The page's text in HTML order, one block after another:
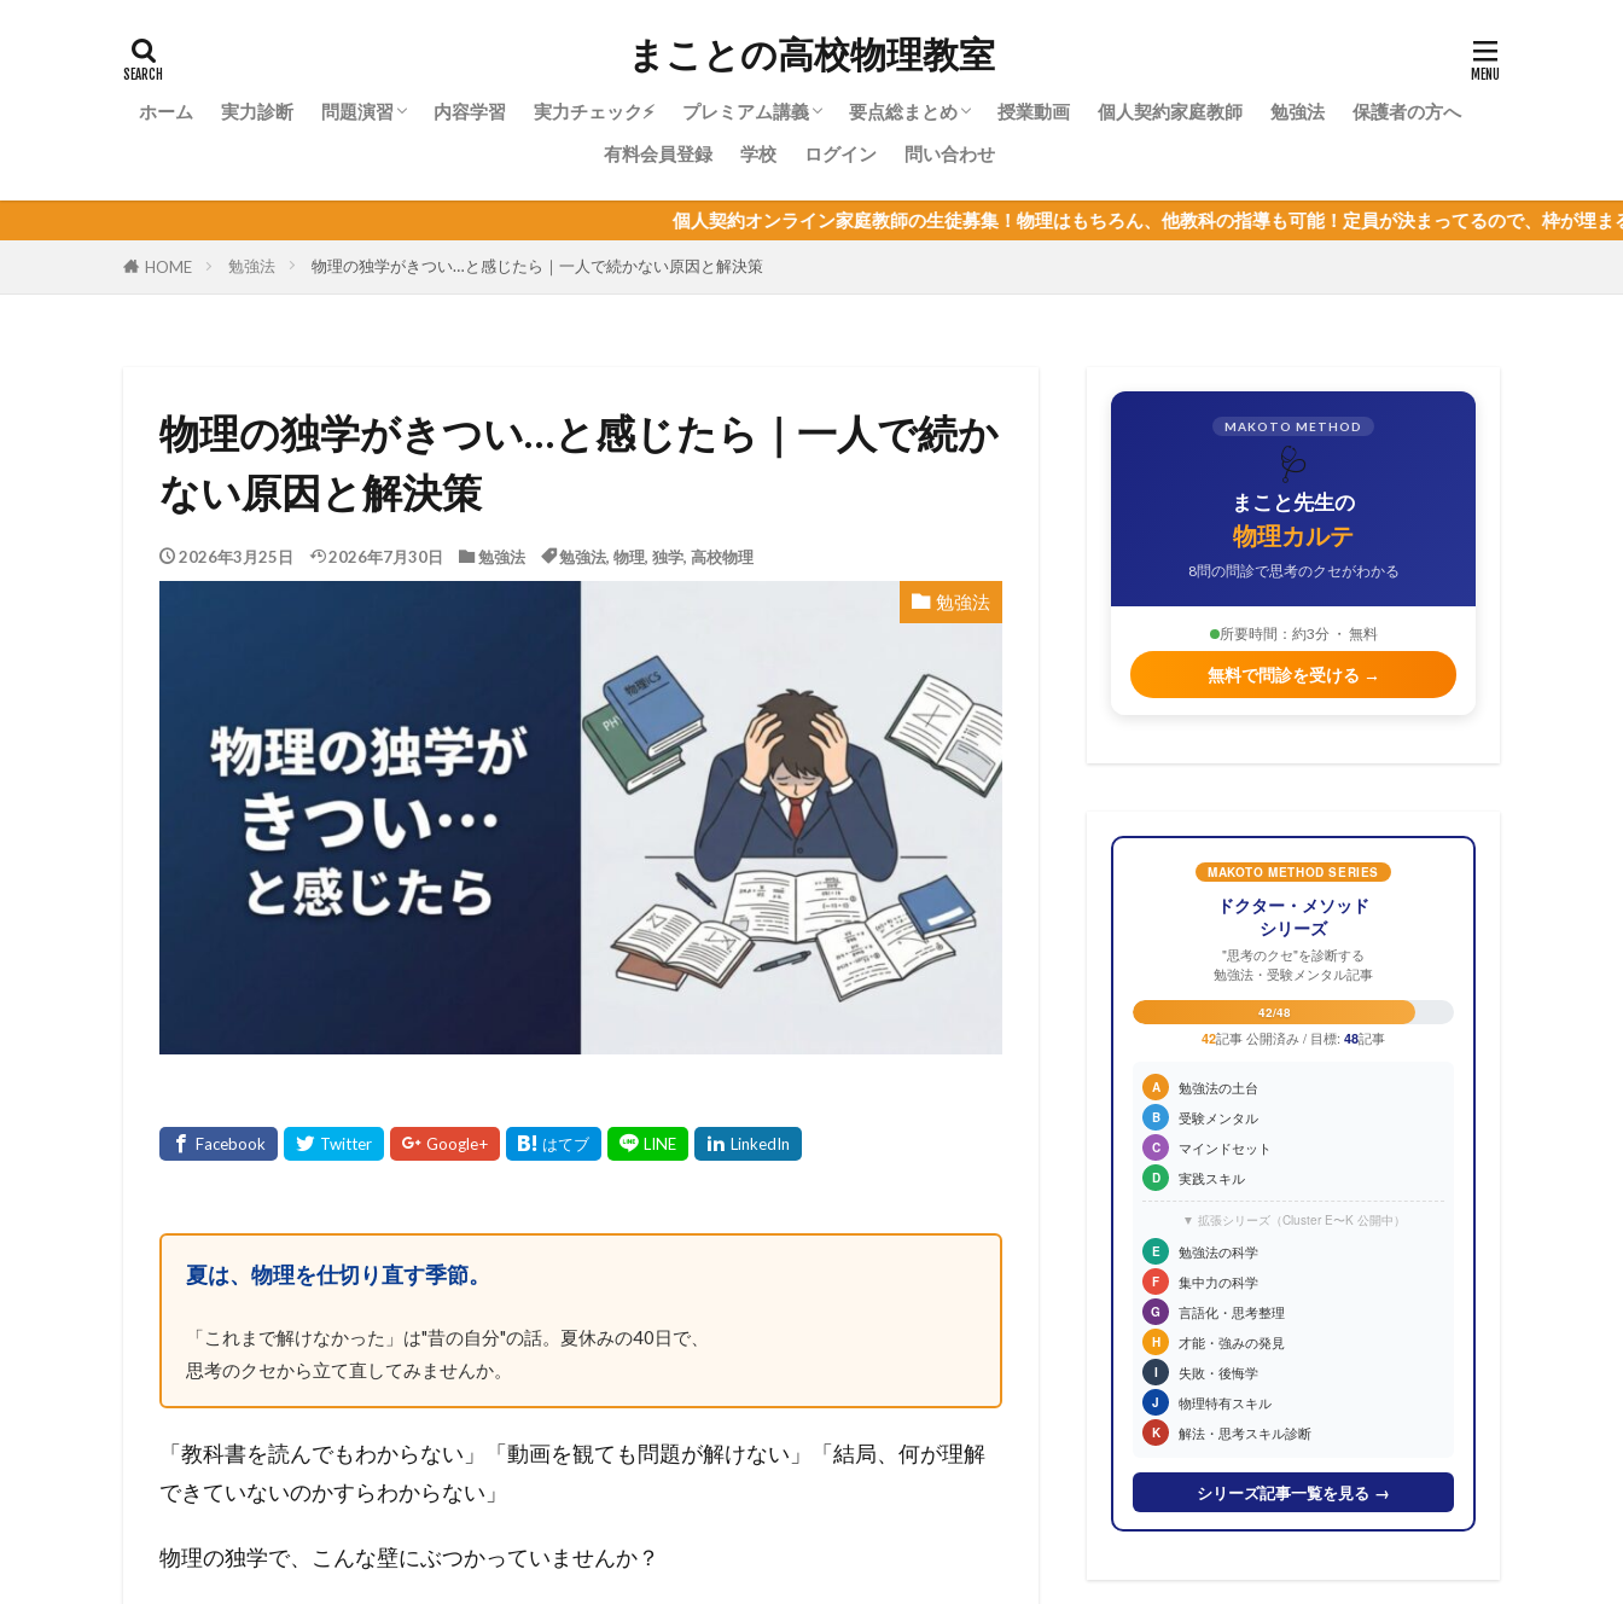
まことの高校物理教室
ホーム 実力診断 問題演習 内容学習 実力チェック⚡ プレミアム講義
物理やり直しガイド｜高校物理を受験に
使うあなたへ
物理基礎・最短攻略パック紹介
目次：物理基礎
力学・最短攻略パック紹介
目次：力学
熱力学・最短攻略パック紹介
目次：熱力学
波動・最短攻略パック紹介
目次：波動
電磁気・最短攻略パック紹介
目次：電磁気
原子・最短攻略パック紹介
目次：原子
要点総まとめ
物理基礎まとめ
授業動画 個人契約家庭教師 勉強法
保護者の方へ
有料会員登録
学校 ログイン 問い合わせ
個人契約オンライン家庭教師の生徒募集！物理はもちろん、他教科の指導も可能！定員が決まってるので、枠が埋まる前にまずは体験
HOME 勉強法 物理の独学がきつい…と感じたら｜一人で続かない原因と解決策
物理の独学がきつい…と感じたら｜一人で続か
ない原因と解決策
2026年3月25日 2026年7月30日 勉強法 勉強法, 物理, 独学, 高校物理
勉強法
夏は、物理を仕切り直す季節。
「これまで解けなかった」は"昔の自分"の話。夏休みの40日で、
思考のクセから立て直してみませんか。
「教科書を読んでもわからない」「動画を観ても問題が解けない」「結局、何が理解
できていないのかすらわからない」
物理の独学で、こんな壁にぶつかっていませんか？
MAKOTO METHOD
🩺
まこと先生の
物理カルテ
8問の問診で思考のクセがわかる
所要時間：約3分 ・ 無料
無料で問診を受ける →
MAKOTO METHOD SERIES
ドクター・メソッド
シリーズ
"思考のクセ"を診断する
勉強法・受験メンタル記事
42/48
42記事 公開済み / 目標: 48記事
A 勉強法の土台
B 受験メンタル
C マインドセット
D 実践スキル
▼ 拡張シリーズ（Cluster E〜K 公開中）
E
勉強法の科学
F 集中力の科学
G 言語化・思考整理
H 才能・強みの発見
I 失敗・後悔学
J 物理特有スキル
K 解法・思考スキル診断
シリーズ記事一覧を見る →